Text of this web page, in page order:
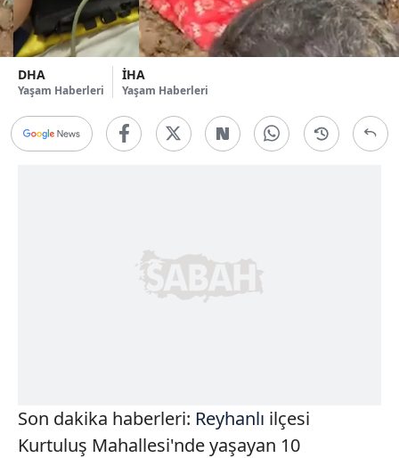
DHA
Yaşam Haberleri
İHA
Yaşam Haberleri
Son dakika haberleri: Reyhanlı ilçesi
Kurtuluş Mahallesi'nde yaşayan 10